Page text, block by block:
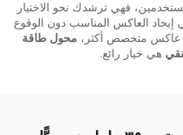
فهي ترشدك نحو الاختيار
العاكس المناسب دون الوقوع
عاكس متخصص أكثر، محول طاقة
هي خيار رائع.